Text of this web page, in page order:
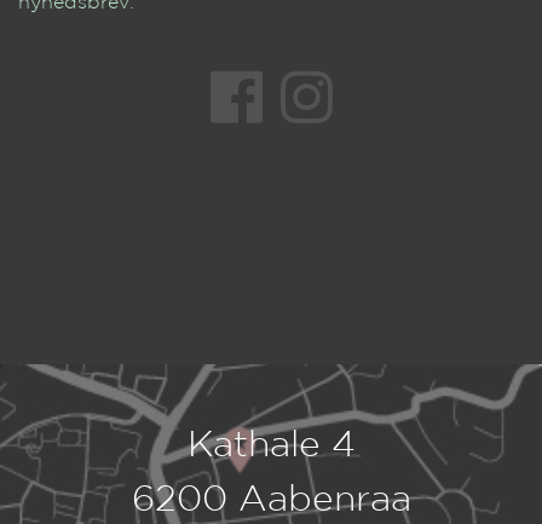
Kathale 4
6200 Aabenraa